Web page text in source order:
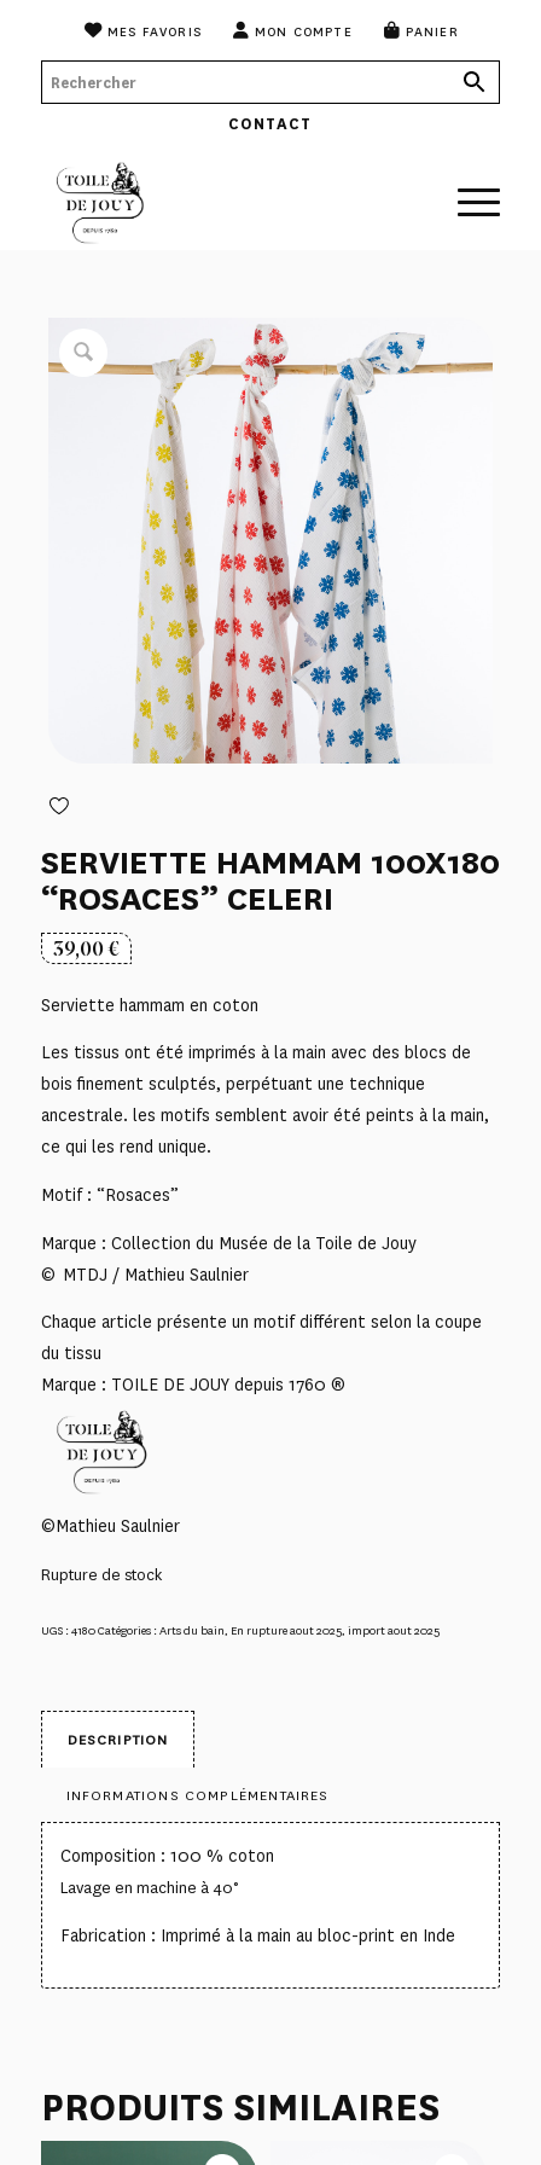
MES FAVORIS MON COMPTE PANIER
CONTACT
SERVIETTE HAMMAM 100X180
“ROSACES” CELERI
39,00€
Serviette hammam en coton
Les tissus ont été imprimés à la main avec des blocs de
bois finement sculptés, perpétuant une technique
ancestrale. les motifs semblent avoir été peints à la main,
ce qui les rend unique.
Motif : “Rosaces”
Marque : Collection du Musée de la Toile de Jouy
© MTDJ / Mathieu Saulnier
Chaque article présente un motif différent selon la coupe
du tissu
Marque : TOILE DE JOUY depuis 1760 ®
©Mathieu Saulnier
Rupture de stock
UGS :4180Catégories :Arts du bain, En rupture aout 2025, import aout 2025
DESCRIPTION
INFORMATIONS COMPLÉMENTAIRES
Composition : 100 % coton
Lavage en machine à 40°
Fabrication : Imprimé à la main au bloc-print en Inde
PRODUITS SIMILAIRES